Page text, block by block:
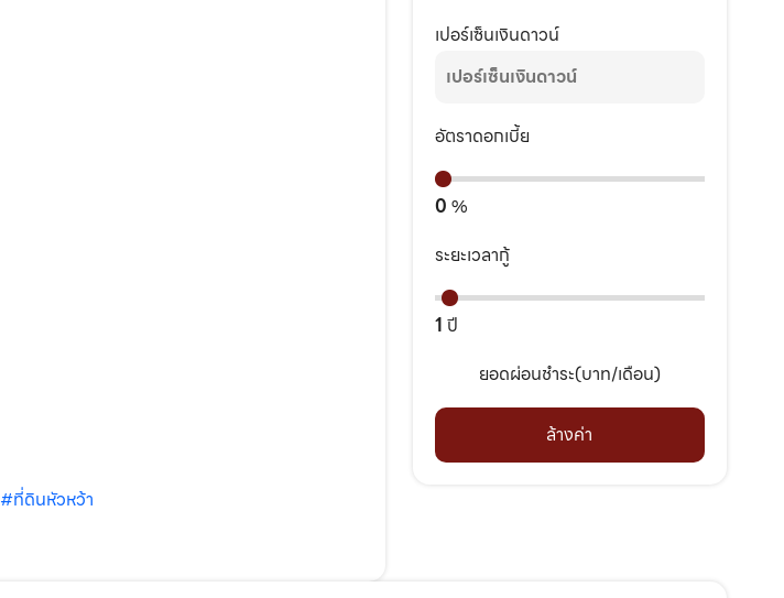
#ที่ดินหัวหว้า
เปอร์เซ็นเงินดาวน์
อัตราดอกเบี้ย
0 %
ระยะเวลากู้
1 ปี
ยอดผ่อนชำระ(บาท/เดือน)
ล้างค่า